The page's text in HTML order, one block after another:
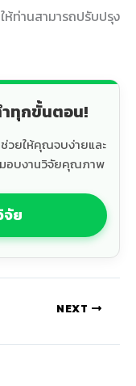
ห้ท่านสามารถปรับปรุง
ำทุกขั้นตอน!
วยให้คุณจบง่ายและ
อบงานวิจัยคุณภาพ
จัย
NEXT